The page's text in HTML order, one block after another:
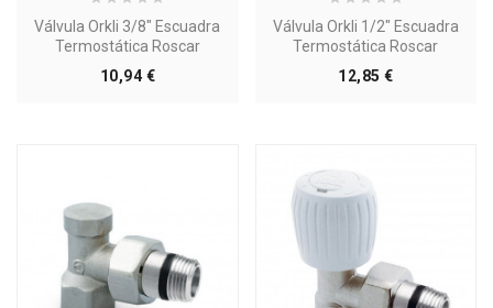
Válvula Orkli 3/8" Escuadra
Termostática Roscar
10,94 €Precio
Válvula Orkli 1/2" Escuadra
Termostática Roscar
12,85 €Precio